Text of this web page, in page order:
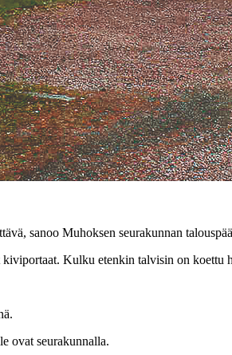
sanoo Muhoksen seurakunnan
Kulku etenkin talvisin on koettu
ovat seurakunnalla.